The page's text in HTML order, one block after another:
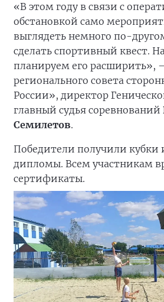
«В этом году в связи с
обстановкой само
выглядеть немного по-
сделать спортивный квест.
планируем его расширить»,
регионального совета
России», директор
главный судья соревнований
Семилетов.
Победители получили кубки
дипломы. Всем участникам
сертификаты.